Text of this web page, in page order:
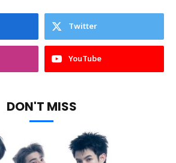
Twitter
YouTube
DON'T MISS